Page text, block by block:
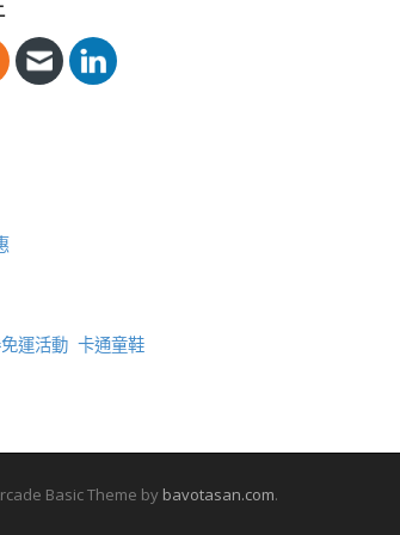
運活動 卡通童鞋
Basic Theme by bavotasan.com.